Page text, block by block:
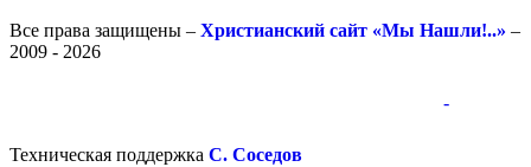
Все права защищены – Христианский сайт «Мы Нашли!..» –
2009 - 2026
-
Техническая поддержка С. Соседов